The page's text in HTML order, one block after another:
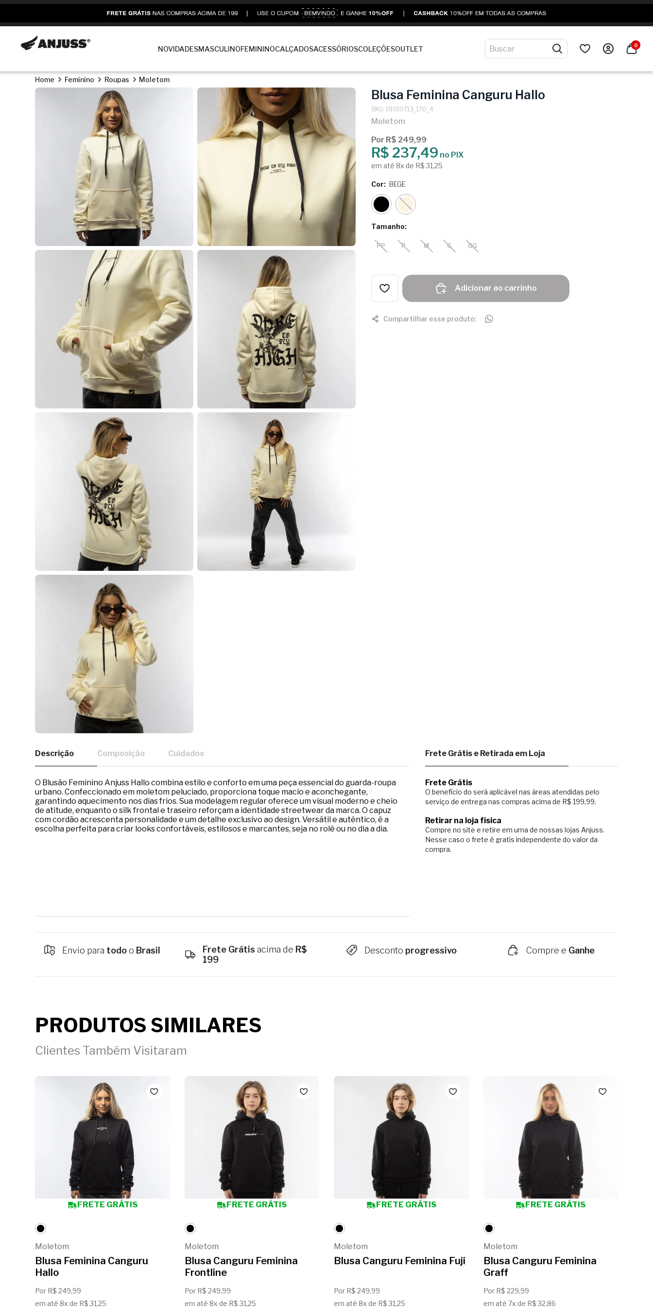
NOVIDADESMASCULINOFEMININOCALÇADOSACESSÓRIOSCOLEÇÕESOUTLET 0
Home Feminino Roupas Moletom
Blusa Feminina Canguru Hallo
SKU: 01010713_170_4
Moletom
Por R$ 249,99
R$ 237,49 no PIX
em até 8x de R$ 31,25
Tamanho:
PP P M G GG
Cor: BEGE
Adicionar ao carrinho
Compartilhar esse produto:
Descrição Composição Cuidados
O Blusão Feminino Anjuss Hallo combina estilo e conforto em uma peça essencial do guarda-roupa
urbano. Confeccionado em moletom peluciado, proporciona toque macio e aconchegante,
garantindo aquecimento nos dias frios. Sua modelagem regular oferece um visual moderno e cheio
de atitude, enquanto o silk frontal e traseiro reforçam a identidade streetwear da marca. O capuz
com cordão acrescenta personalidade e um detalhe exclusivo ao design. Versátil e autêntico, é a
escolha perfeita para criar looks confortáveis, estilosos e marcantes, seja no rolê ou no dia a dia.
Frete Grátis e Retirada em Loja
Frete Grátis
O benefício do será aplicável nas áreas atendidas pelo
serviço de entrega nas compras acima de R$ 199,99.
Retirar na loja física
Compre no site e retire em uma de nossas lojas Anjuss.
Nesse caso o frete é gratis independente do valor da
compra.
Envio para todoo Brasil Frete Grátis acima de R$
199
Desconto progressivo Compre e Ganhe
PRODUTOS SIMILARES
Clientes Também Visitaram
FRETE GRÁTIS
Moletom
Blusa Feminina Canguru
Hallo
Por R$ 249,99
em até 8x de R$ 31,25
FRETE GRÁTIS
Moletom
Blusa Canguru Feminina
Frontline
Por R$ 249,99
em até 8x de R$ 31,25
FRETE GRÁTIS
Moletom
Blusa Canguru Feminina Fuji
Por R$ 249,99
em até 8x de R$ 31,25
FRETE GRÁTIS
Moletom
Blusa Canguru Feminina
Graff
Por R$ 229,99
em até 7x de R$ 32,86